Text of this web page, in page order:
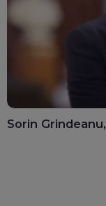
Sorin